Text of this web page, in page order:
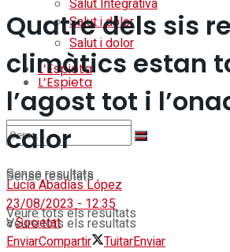
Salut i dolor
L’Espieta
Sense resultats
Veure tots els resultats
Salut Integrativa
Salut i dolor
L’Espieta
Sense resultats
Veure tots els resultats
Quatre dels sis
climàtics estan
l’agost tot i
calor
Lucía Abadías López
23/08/2023 - 12:35
aSocietat
EnviarCompartir TuitarEnviar